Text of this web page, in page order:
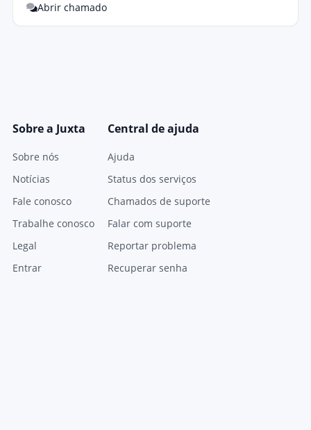
Abrir chamado
Sobre a Juxta
Sobre nós
Notícias
Fale conosco
Trabalhe conosco
Legal
Entrar
Central de ajuda
Ajuda
Status dos serviços
Chamados de suporte
Falar com suporte
Reportar problema
Recuperar senha